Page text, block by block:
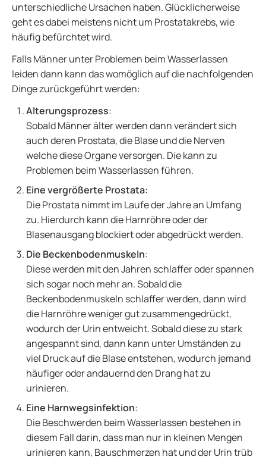
unterschiedliche Ursachen haben. Glücklicherweise
geht es dabei meistens nicht um Prostatakrebs, wie
häufig befürchtet wird.
Falls Männer unter Problemen beim Wasserlassen
leiden dann kann das womöglich auf die nachfolgenden
Dinge zurückgeführt werden:
Alterungsprozess:
Sobald Männer älter werden dann verändert sich
auch deren Prostata, die Blase und die Nerven
welche diese Organe versorgen. Die kann zu
Problemen beim Wasserlassen führen.
Eine vergrößerte Prostata:
Die Prostata nimmt im Laufe der Jahre an Umfang
zu. Hierdurch kann die Harnröhre oder der
Blasenausgang blockiert oder abgedrückt werden.
Die Beckenbodenmuskeln:
Diese werden mit den Jahren schlaffer oder spannen
sich sogar noch mehr an. Sobald die
Beckenbodenmuskeln schlaffer werden, dann wird
die Harnröhre weniger gut zusammengedrückt,
wodurch der Urin entweicht. Sobald diese zu stark
angespannt sind, dann kann unter Umständen zu
viel Druck auf die Blase entstehen, wodurch jemand
häufiger oder andauernd den Drang hat zu
urinieren.
Eine Harnwegsinfektion:
Die Beschwerden beim Wasserlassen bestehen in
diesem Fall darin, dass man nur in kleinen Mengen
urinieren kann, Bauschmerzen hat und der Urin trüb